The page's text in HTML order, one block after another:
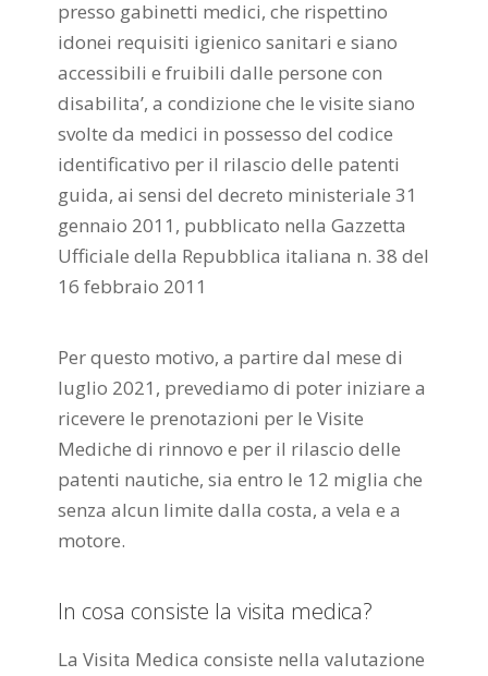
presso gabinetti medici, che rispettino
idonei requisiti igienico sanitari e siano
accessibili e fruibili dalle persone con
disabilita’, a condizione che le visite siano
svolte da medici in possesso del codice
identificativo per il rilascio delle patenti
guida, ai sensi del decreto ministeriale 31
gennaio 2011, pubblicato nella Gazzetta
Ufficiale della Repubblica italiana n. 38 del
16 febbraio 2011
Per questo motivo, a partire dal mese di
luglio 2021, prevediamo di poter iniziare a
ricevere le prenotazioni per le Visite
Mediche di rinnovo e per il rilascio delle
patenti nautiche, sia entro le 12 miglia che
senza alcun limite dalla costa, a vela e a
motore.
In cosa consiste la visita medica?
La Visita Medica consiste nella valutazione